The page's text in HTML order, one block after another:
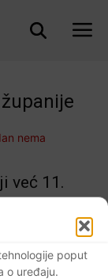
poput
o uređaju.
već 11.
0